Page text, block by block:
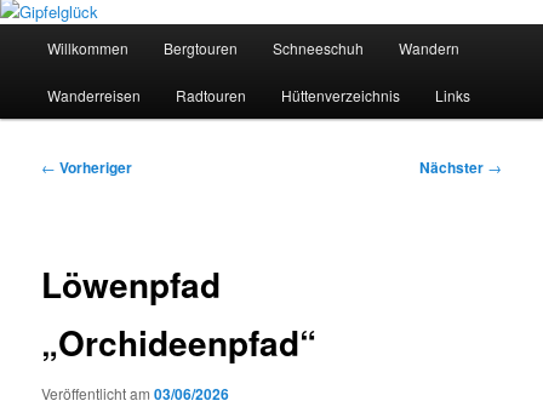
Willkommen Bergtouren Schneeschuh Wandern
Wanderreisen Radtouren Hüttenverzeichnis Links
Beitragsnavigation
← Vorheriger Nächster →
Löwenpfad
„Orchideenpfad“
Veröffentlicht am03/06/2026